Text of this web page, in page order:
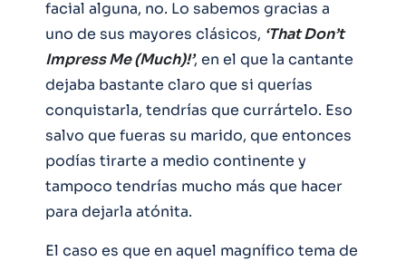
facial alguna, no. Lo sabemos gracias a
uno de sus mayores clásicos, ‘That Don’t
Impress Me (Much)!’, en el que la cantante
dejaba bastante claro que si querías
conquistarla, tendrías que currártelo. Eso
salvo que fueras su marido, que entonces
podías tirarte a medio continente y
tampoco tendrías mucho más que hacer
para dejarla atónita.
El caso es que en aquel magnífico tema de